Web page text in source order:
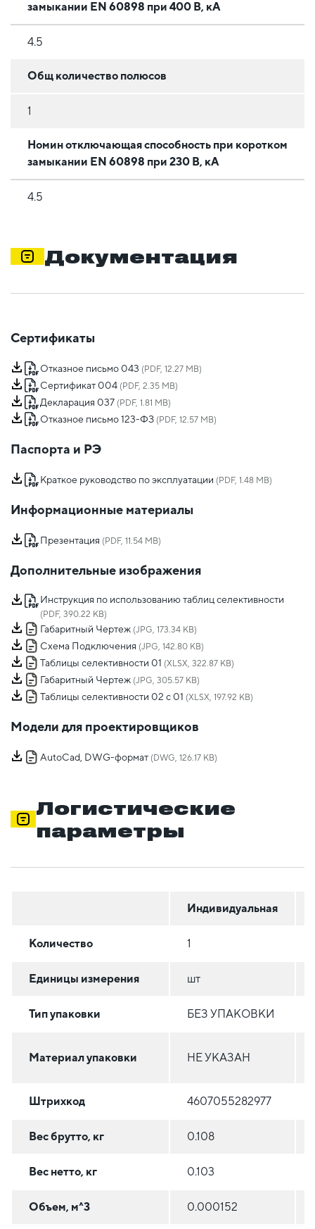
замыкании EN 60898 при 400 В, кА
4.5
Общ количество полюсов
1
Номин отключающая способность при коротком
замыкании EN 60898 при 230 В, кА
4.5
Документация
Сертификаты
Отказное письмо 043 (PDF, 12.27 MB)
Сертификат 004 (PDF, 2.35 MB)
Декларация 037 (PDF, 1.81 MB)
Отказное письмо 123-ФЗ (PDF, 12.57 MB)
Паспорта и РЭ
Краткое руководство по эксплуатации (PDF, 1.48 MB)
Информационные материалы
Презентация (PDF, 11.54 MB)
Дополнительные изображения
Инструкция по использованию таблиц селективности
(PDF, 390.22 KB)
Габаритный Чертеж (JPG, 173.34 KB)
Схема Подключения (JPG, 142.80 KB)
Таблицы селективности 01 (XLSX, 322.87 KB)
Габаритный Чертеж (JPG, 305.57 KB)
Таблицы селективности 02 с 01 (XLSX, 197.92 KB)
Модели для проектировщиков
AutoCad, DWG-формат (DWG, 126.17 KB)
Логистические
параметры
Индивидуальная
Количество 1
Единицы измерения шт
Тип упаковки БЕЗ УПАКОВКИ
Материал упаковки НЕ УКАЗАН
Штрихкод 4607055282977
Вес брутто, кг 0.108
Вес нетто, кг 0.103
Объем, м^3 0.000152